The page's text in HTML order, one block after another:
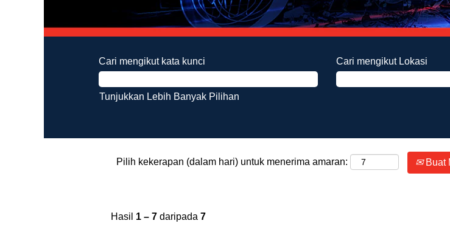
Cari mengikut kata kunci Cari mengikut Lokasi
Tunjukkan Lebih Banyak Pilihan
Pilih kekerapan (dalam hari) untuk menerima amaran: Buat
Hasil 1 – 7 daripada 7